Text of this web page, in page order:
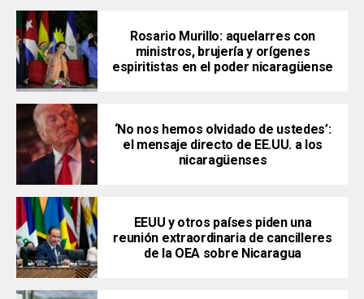
Rosario Murillo: aquelarres con
ministros, brujería y orígenes
espiritistas en el poder nicaragüense
‘No nos hemos olvidado de ustedes’:
el mensaje directo de EE.UU. a los
nicaragüenses
EEUU y otros países piden una
reunión extraordinaria de cancilleres
de la OEA sobre Nicaragua